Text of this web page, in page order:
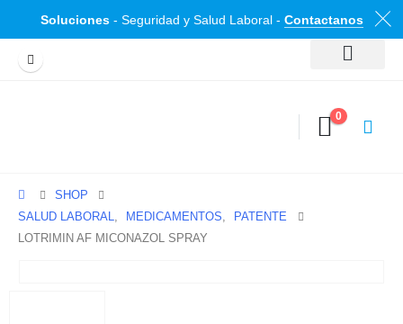
Soluciones- Seguridad y Salud Laboral - Contactanos
0
SHOP
SALUD LABORAL
MEDICAMENTOS
PATENTE
LOTRIMIN AF MICONAZOL SPRAY